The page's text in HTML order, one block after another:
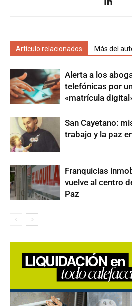
Artículo relacionados Más del
Alerta a los
telefónicas por
«matrícula
San Cayetano:
trabajo y la paz
Franquicias
vuelve al centro
Paz